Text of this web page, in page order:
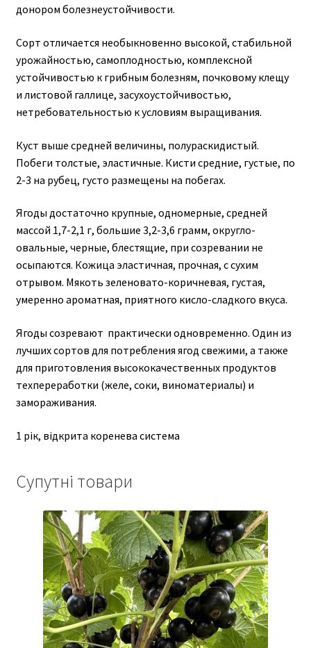
донором болезнеустойчивости.
Сорт отличается необыкновенно высокой, стабильной
урожайностью, самоплодностью, комплексной
устойчивостью к грибным болезням, почковому клещу
и листовой галлице, засухоустойчивостью,
нетребовательностью к условиям выращивания.
Куст выше средней величины, полураскидистый.
Побеги толстые, эластичные. Кисти средние, густые, по
2-3 на рубец, густо размещены на побегах.
Ягоды достаточно крупные, одномерные, средней
массой 1,7-2,1 г, большие 3,2-3,6 грамм, округло-
овальные, черные, блестящие, при созревании не
осыпаются. Кожица эластичная, прочная, с сухим
отрывом. Мякоть зеленовато-коричневая, густая,
умеренно ароматная, приятного кисло-сладкого вкуса.
Ягоды созревают практически одновременно. Один из
лучших сортов для потребления ягод свежими, а также
для приготовления высококачественных продуктов
техпереработки (желе, соки, виноматериалы) и
замораживания.
1 рік, відкрита коренева система
Супутні товари